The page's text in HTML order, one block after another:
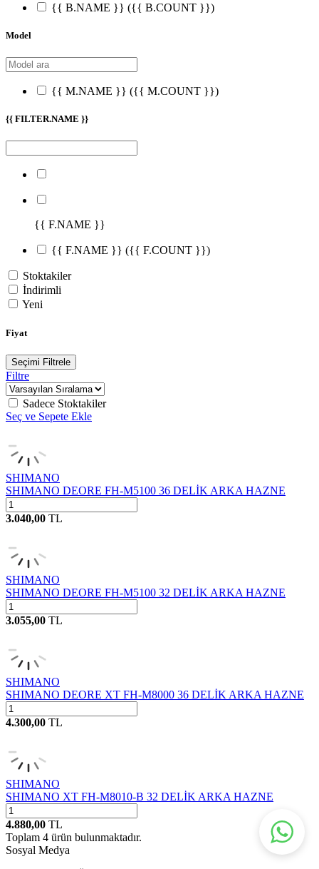
{{ B.NAME }} ({{ B.COUNT }})
Model
{{ M.NAME }} ({{ M.COUNT }})
{{ FILTER.NAME }}
{{ F.NAME }}
{{ F.NAME }} ({{ F.COUNT }})
Stoktakiler
İndirimli
Yeni
Fiyat
Seçimi Filtrele
Filtre
Sadece Stoktakiler
Seç ve Sepete Ekle
SHIMANO
SHIMANO DEORE FH-M5100 36 DELİK ARKA HAZNE
3.040,00 TL
SHIMANO
SHIMANO DEORE FH-M5100 32 DELİK ARKA HAZNE
3.055,00 TL
SHIMANO
SHIMANO DEORE XT FH-M8000 36 DELİK ARKA HAZNE
4.300,00 TL
SHIMANO
SHIMANO XT FH-M8010-B 32 DELİK ARKA HAZNE
4.880,00 TL
Toplam 4 ürün bulunmaktadır.
Sosyal Medya